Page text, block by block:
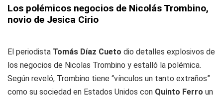
Los polémicos negocios de Nicolás Trombino,
novio de Jesica Cirio
El periodista Tomás Díaz Cueto dio detalles explosivos de
los negocios de Nicolas Trombino y estalló la polémica.
Según reveló, Trombino tiene “vínculos un tanto extraños”
como su sociedad en Estados Unidos con Quinto Ferro un